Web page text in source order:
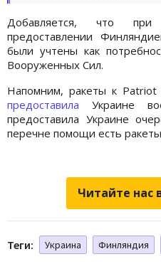
Добавляется, что
предоставлении
были учтены как
Вооруженных Сил.
Напомним, ракеты к
предоставила Украине
предоставила Украине
перечне помощи есть
Читайте нас
Теги: Украина Финляндия